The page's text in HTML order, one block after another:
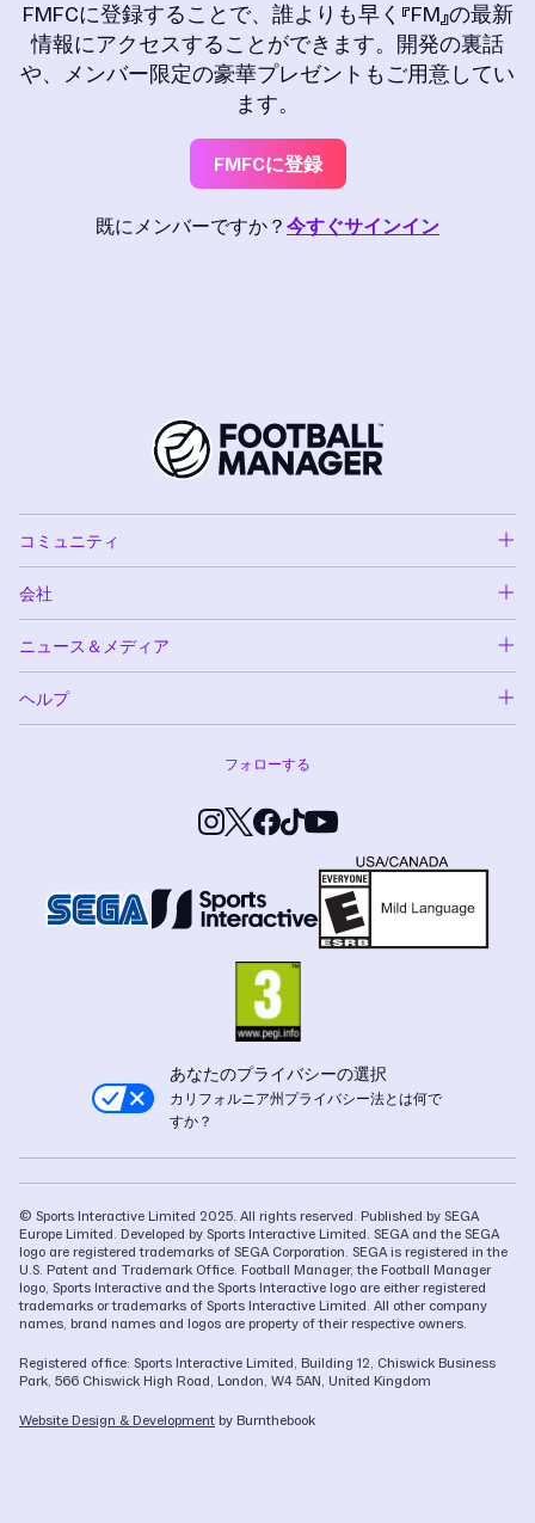
FMFCに登録することで、誰よりも早く『FM』の最新
情報にアクセスすることができます。開発の裏話
や、メンバー限定の豪華プレゼントもご用意してい
ます。
FMFCに登録
既にメンバーですか？ 今すぐサインイン
コミュニティ
会社
ニュース＆メディア
ヘルプ
フォローする
あなたのプライバシーの選択
カリフォルニア州プライバシー法とは何で
すか？
© Sports Interactive Limited 2025. All rights reserved. Published by SEGA
Europe Limited. Developed by Sports Interactive Limited. SEGA and the SEGA
logo are registered trademarks of SEGA Corporation. SEGA is registered in the
U.S. Patent and Trademark Office. Football Manager, the Football Manager
logo, Sports Interactive and the Sports Interactive logo are either registered
trademarks or trademarks of Sports Interactive Limited. All other company
names, brand names and logos are property of their respective owners.
Registered office: Sports Interactive Limited, Building 12, Chiswick Business
Park, 566 Chiswick High Road, London, W4 5AN, United Kingdom
Website Design & Development by Burnthebook